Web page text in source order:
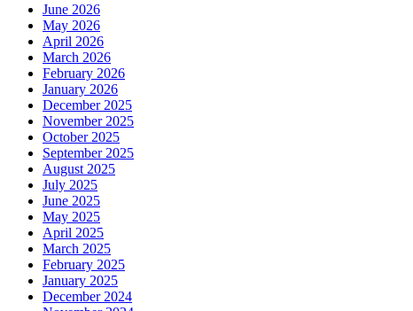
June 2026
May 2026
April 2026
March 2026
February 2026
January 2026
December 2025
November 2025
October 2025
September 2025
August 2025
July 2025
June 2025
May 2025
April 2025
March 2025
February 2025
January 2025
December 2024